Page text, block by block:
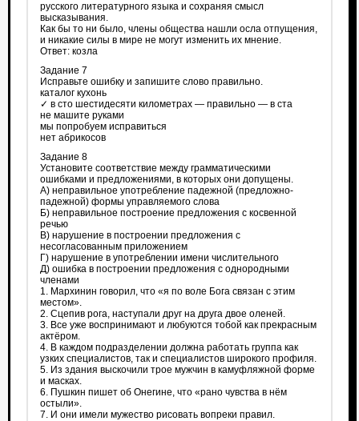
русского литературного языка и сохраняя смысл
высказывания.
Как бы то ни было, члены общества нашли осла отпущения,
и никакие силы в мире не могут изменить их мнение.
Ответ: козла
Задание 7
Исправьте ошибку и запишите слово правильно.
каталог кухонь
✓ в сто шестидесяти километрах — правильно — в ста
не машите руками
мы попробуем исправиться
нет абрикосов
Задание 8
Установите соответствие между грамматическими
ошибками и предложениями, в которых они допущены.
А) неправильное употребление падежной (предложно-
падежной) формы управляемого слова
Б) неправильное построение предложения с косвенной
речью
В) нарушение в построении предложения с
несогласованным приложением
Г) нарушение в употреблении имени числительного
Д) ошибка в построении предложения с однородными
членами
1. Мархинин говорил, что «я по воле Бога связан с этим
местом».
2. Сцепив рога, наступали друг на друга двое оленей.
3. Все уже воспринимают и любуются тобой как прекрасным
актёром.
4. В каждом подразделении должна работать группа как
узких специалистов, так и специалистов широкого профиля.
5. Из здания выскочили трое мужчин в камуфляжной форме
и масках.
6. Пушкин пишет об Онегине, что «рано чувства в нём
остыли».
7. И они имели мужество рисовать вопреки правил.